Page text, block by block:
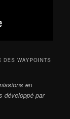
DES WAYPOINTS
en
développé par